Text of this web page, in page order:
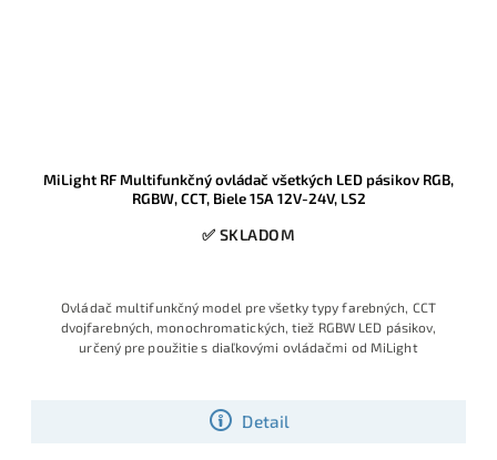
MiLight RF Multifunkčný ovládač všetkých LED pásikov RGB,
RGBW, CCT, Biele 15A 12V-24V, LS2
✅ SKLADOM
Detail
Ovládač multifunkčný model pre všetky typy farebných, CCT
dvojfarebných, monochromatických, tiež RGBW LED pásikov,
určený pre použitie s diaľkovými ovládačmi od MiLight